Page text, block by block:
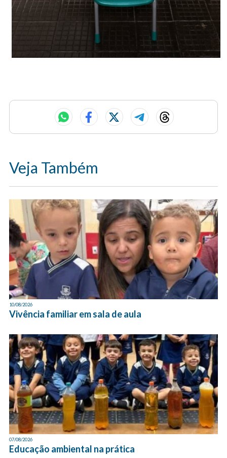
Veja Também
10/08/2026
Vivência familiar em sala de aula
07/08/2026
Educação ambiental na prática